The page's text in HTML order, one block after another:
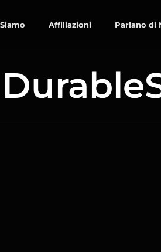
Affiliazioni Parlano di